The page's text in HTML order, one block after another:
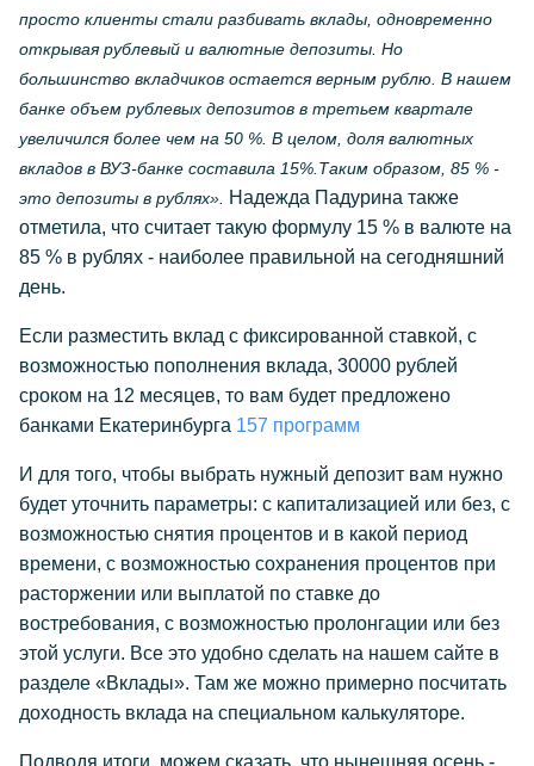
просто клиенты стали разбивать вклады, одновременно
открывая рублевый и валютные депозиты. Но
большинство вкладчиков остается верным рублю. В нашем
банке объем рублевых депозитов в третьем квартале
увеличился более чем на 50 %. В целом, доля валютных
вкладов в ВУЗ-банке составила 15%.Таким образом, 85 % -
это депозиты в рублях».
Надежда Падурина также
отметила, что считает такую формулу 15 % в валюте на
85 % в рублях - наиболее правильной на сегодняшний
день.
Если разместить вклад с фиксированной ставкой, с
возможностью пополнения вклада, 30000 рублей
сроком на 12 месяцев, то вам будет предложено
банками Екатеринбурга 157 программ
И для того, чтобы выбрать нужный депозит вам нужно
будет уточнить параметры: с капитализацией или без, с
возможностью снятия процентов и в какой период
времени, с возможностью сохранения процентов при
расторжении или выплатой по ставке до
востребования, с возможностью пролонгации или без
этой услуги. Все это удобно сделать на нашем сайте в
разделе «Вклады». Там же можно примерно посчитать
доходность вклада на специальном калькуляторе.
Подводя итоги, можем сказать, что нынешняя осень -